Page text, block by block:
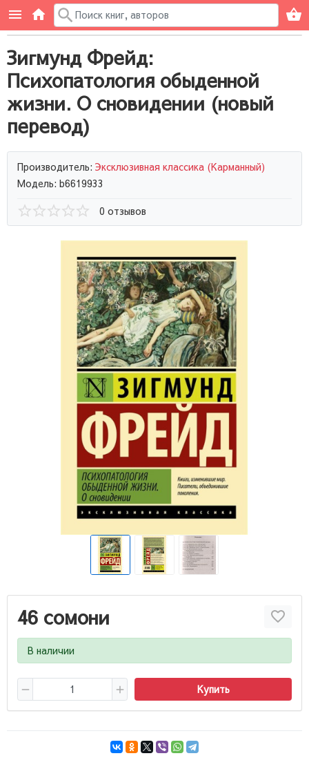
Зигмунд Фрейд:
Психопатология обыденной
жизни. О сновидении (новый
перевод)
Производитель: Эксклюзивная классика (Карманный)
Модель: b6619933
0 отзывов
46 сомони
В наличии
Купить